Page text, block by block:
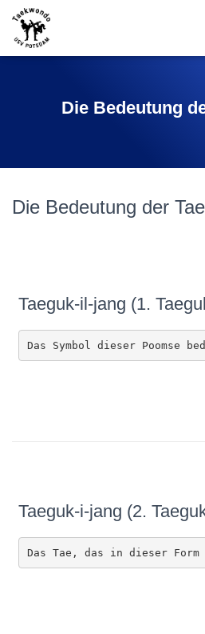
Die Bedeutung
Die Bedeutung der
Taeguk-il-jang (1.
Das Symbol dieser Poomse
Taeguk-i-jang (2.
Das Tae, das in dieser